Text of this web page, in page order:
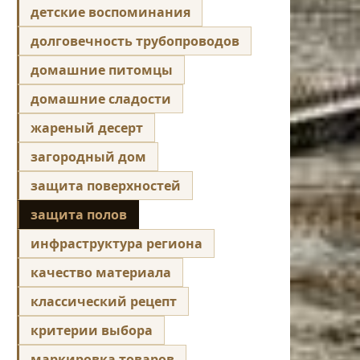
детские воспоминания
долговечность трубопроводов
домашние питомцы
домашние сладости
жареный десерт
загородный дом
защита поверхностей
защита полов
инфраструктура региона
качество материала
классический рецепт
критерии выбора